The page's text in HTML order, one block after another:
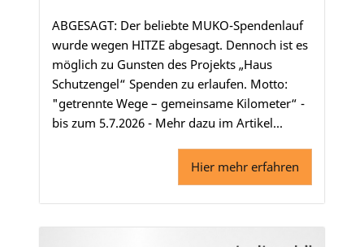
ABGESAGT: Der beliebte MUKO-Spendenlauf
wurde wegen HITZE abgesagt. Dennoch ist es
möglich zu Gunsten des Projekts „Haus
Schutzengel“ Spenden zu erlaufen. Motto:
"getrennte Wege – gemeinsame Kilometer“ -
bis zum 5.7.2026 - Mehr dazu im Artikel...
Hier mehr erfahren